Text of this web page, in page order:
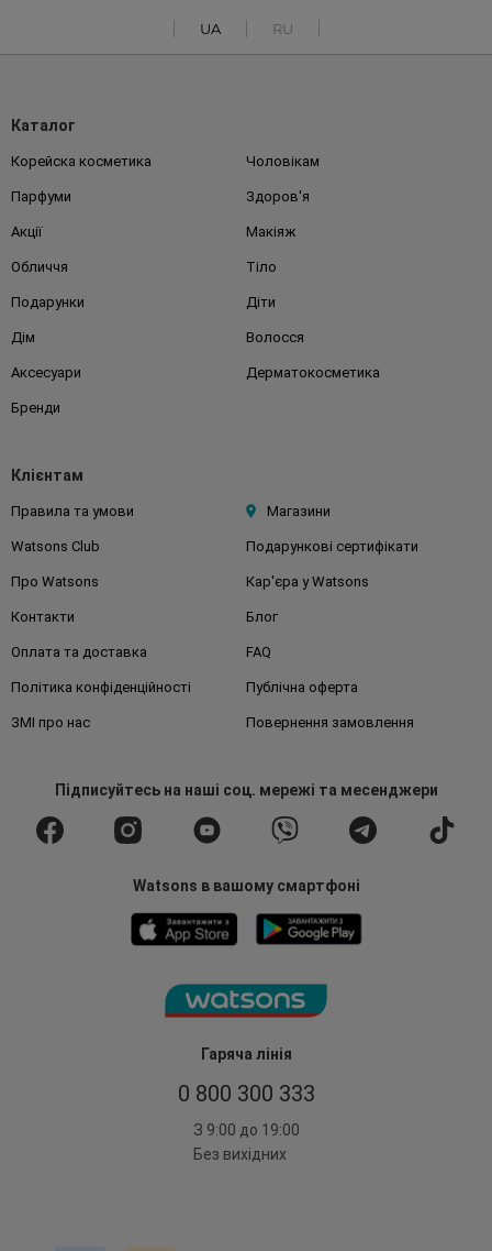
UA RU
Гаряча лінія
0 800 300 333
З 9:00 до 19:00
Без вихідних
Каталог
Корейска косметика Чоловікам
Парфуми Здоров'я
Акції Макіяж
Обличчя Тіло
Подарунки Діти
Дім Волосся
Аксесуари Дерматокосметика
Бренди
Клієнтам
Правила та умови Магазини
Watsons Club Подарункові сертифікати
Про Watsons Кар'єра у Watsons
Контакти Блог
Оплата та доставка FAQ
Політика конфіденційності Публічна оферта
ЗМІ про нас Повернення замовлення
Підписуйтесьна наші соц. мережі та месенджери
Watsons в вашому смартфоні